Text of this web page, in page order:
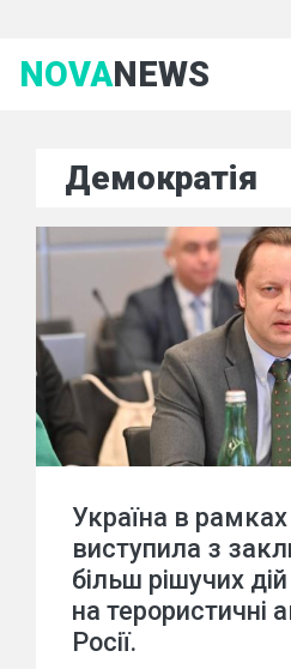
NOVANEWS
Демократія
Україна в
виступила з
більш рішучих
на терористичні
Росії.